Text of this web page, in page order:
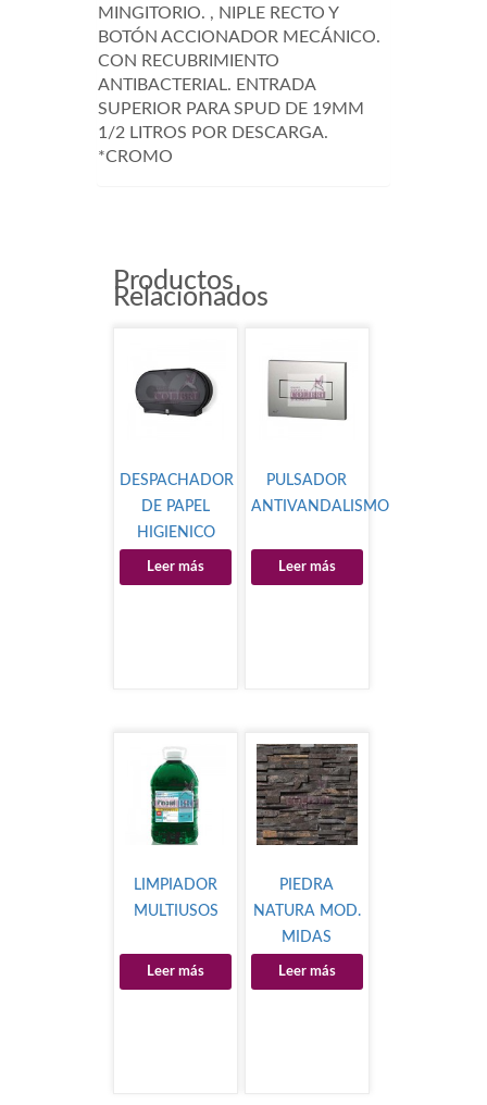
MINGITORIO. , NIPLE RECTO Y
BOTÓN ACCIONADOR MECÁNICO.
CON RECUBRIMIENTO
ANTIBACTERIAL. ENTRADA
SUPERIOR PARA SPUD DE 19MM
1/2 LITROS POR DESCARGA.
*CROMO
Productos
Relacionados
DESPACHADOR
DE PAPEL
HIGIENICO
Leer más
PULSADOR
ANTIVANDALISMO
Leer más
LIMPIADOR
MULTIUSOS
Leer más
PIEDRA
NATURA MOD.
MIDAS
Leer más